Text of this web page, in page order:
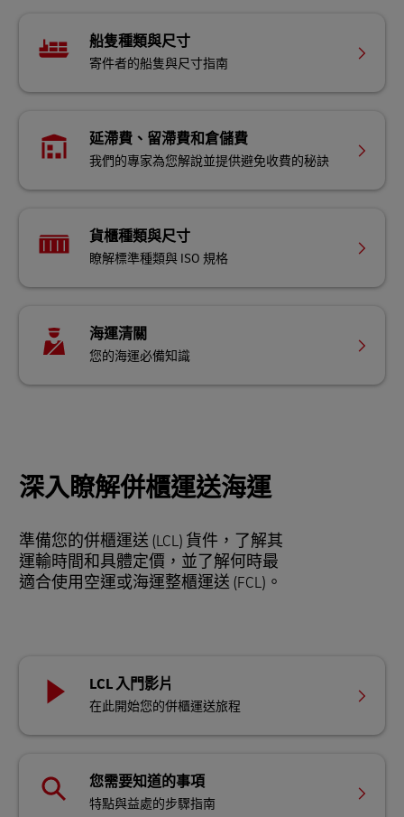
船隻種類與尺寸
寄件者的船隻與尺寸指南
延滯費、留滯費和倉儲費
我們的專家為您解說並提供避免收費的秘訣
貨櫃種類與尺寸
瞭解標準種類與 ISO 規格
海運清關
您的海運必備知識
深入瞭解併櫃運送海運
準備您的併櫃運送 (LCL) 貨件，了解其
運輸時間和具體定價，並了解何時最
適合使用空運或海運整櫃運送 (FCL)。
LCL 入門影片
在此開始您的併櫃運送旅程
您需要知道的事項
特點與益處的步驟指南